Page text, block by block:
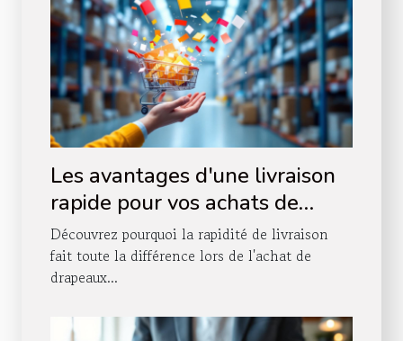
Les avantages d'une livraison
rapide pour vos achats de
drapeaux en ligne
Découvrez pourquoi la rapidité de livraison
fait toute la différence lors de l'achat de
drapeaux...